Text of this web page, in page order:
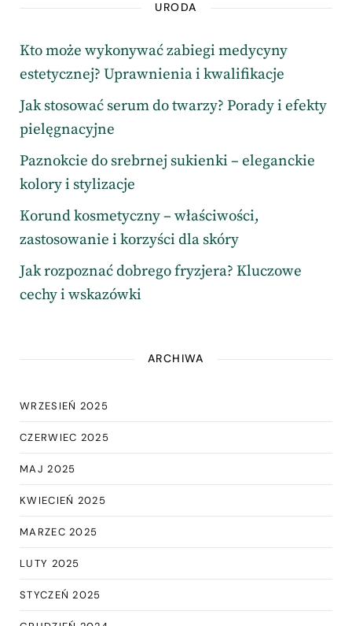
URODA
Kto może wykonywać zabiegi medycyny
estetycznej? Uprawnienia i kwalifikacje
Jak stosować serum do twarzy? Porady i efekty
pielęgnacyjne
Paznokcie do srebrnej sukienki – eleganckie
kolory i stylizacje
Korund kosmetyczny – właściwości,
zastosowanie i korzyści dla skóry
Jak rozpoznać dobrego fryzjera? Kluczowe
cechy i wskazówki
ARCHIWA
WRZESIEŃ 2025
CZERWIEC 2025
MAJ 2025
KWIECIEŃ 2025
MARZEC 2025
LUTY 2025
STYCZEŃ 2025